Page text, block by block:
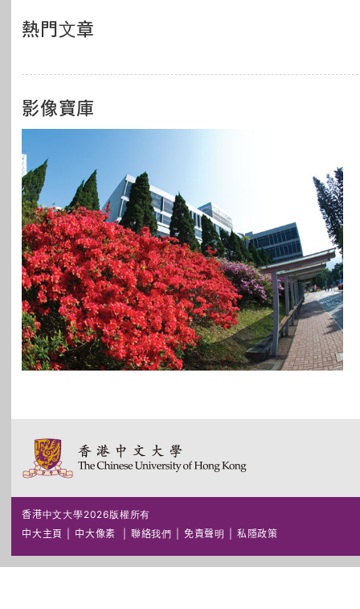
熱門文章
影像寶庫
香港中文大學2026版權所有
中大主頁
中大像素 聯絡我們 免責聲明 私隱政策